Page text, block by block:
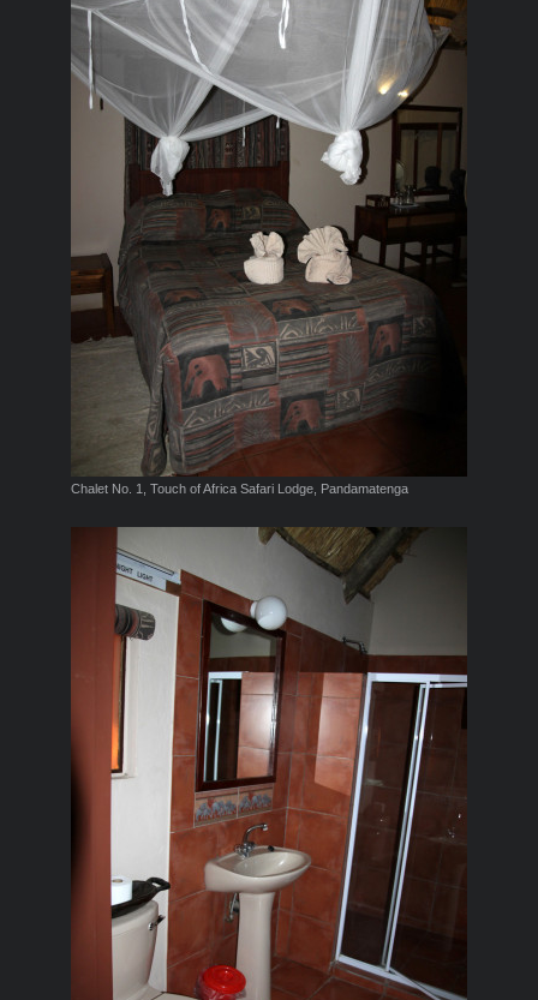
Chalet No. 1, Touch of Africa Safari Lodge, Pandamatenga